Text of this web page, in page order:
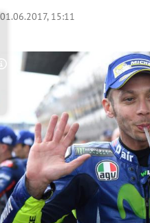
Untermenü
Untermenü
Untermenü
Untermenü
Untermenü
Untermenü
01.06.2017, 15:11
Copyright-Hinweis öffnen/